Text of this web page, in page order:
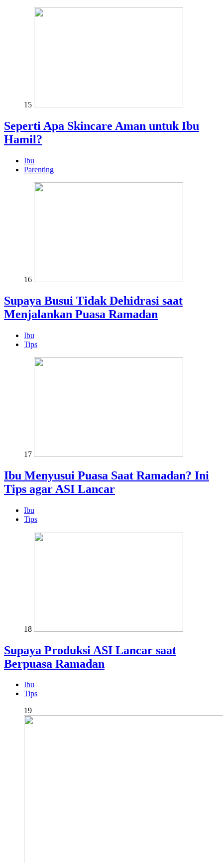
15
Seperti Apa Skincare Aman untuk Ibu
Hamil?
Ibu
Parenting
16
Supaya Busui Tidak Dehidrasi saat
Menjalankan Puasa Ramadan
Ibu
Tips
17
Ibu Menyusui Puasa Saat Ramadan? Ini
Tips agar ASI Lancar
Ibu
Tips
18
Supaya Produksi ASI Lancar saat
Berpuasa Ramadan
Ibu
Tips
19